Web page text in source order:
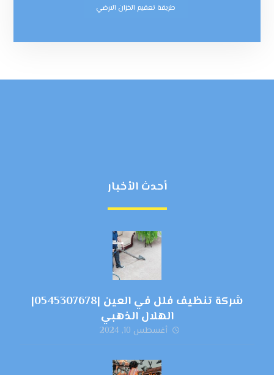
طريقة تعقيم الخزان الارضي
أحدث الأخبار
شركة تنظيف فلل في العين |0545307678|
الهلال الذهبي
أغسطس 10, 2024